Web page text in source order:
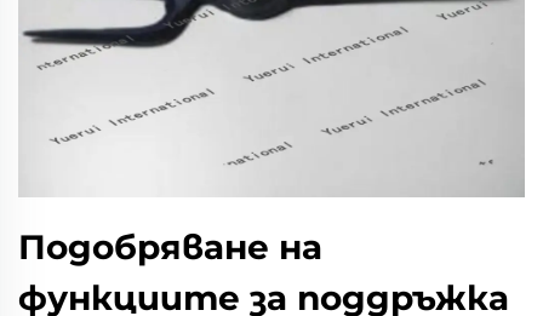
Подобряване на
функциите за поддръжка